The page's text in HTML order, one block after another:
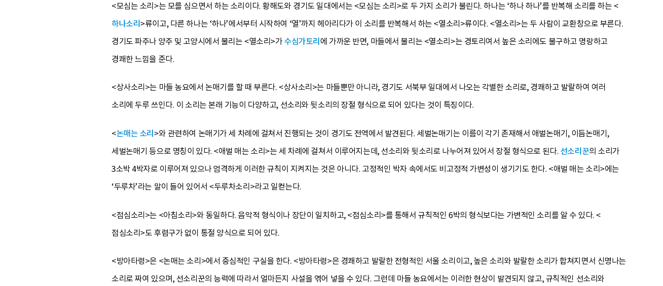
<모심는 소리>는 모를 심으면서 하는 소리이다. 황해도와 경기도 일대에서는 <모심는 소리>로 두 가지 소리가 불린다. 하나는 ‘하나 하나’를 반복해 소리를 하는 <
하나소리>류이고, 다른 하나는 ‘하나’에서부터 시작하여 ‘열’까지 헤아리다가 이 소리를 반복해서 하는 <열소리>류이다. <열소리>는 두 사람이 교환창으로 부른다.
경기도 파주나 양주 및 고양시에서 불리는 <열소리>가수심가토리에 가까운 반면, 마들에서 불리는 <열소리>는 경토리여서 높은 소리에도 불구하고 명랑하고
경쾌한 느낌을 준다.
<상사소리>는 마들 농요에서 논매기를 할 때 부른다. <상사소리>는 마들뿐만 아니라, 경기도 서북부 일대에서 나오는 각별한 소리로, 경쾌하고 발랄하여 여러
소리에 두루 쓰인다. 이 소리는 본래 기능이 다양하고, 선소리와 뒷소리의 장절 형식으로 되어 있다는 것이 특징이다.
<논매는 소리 >와 관련하여 논매기가 세 차례에 걸쳐서 진행되는 것이 경기도 전역에서 발견된다. 세벌논매기는 이름이 각기 존재해서 애벌논매기, 이듬논매기,
세벌논매기 등으로 명칭이 있다. <애벌 매는 소리>는 세 차례에 걸쳐서 이루어지는데, 선소리와 뒷소리로 나누어져 있어서 장절 형식으로 된다.선소리꾼의 소리가
3소박 4박자로 이루어져 있으나 엄격하게 이러한 규칙이 지켜지는 것은 아니다. 고정적인 박자 속에서도 비고정적 가변성이 생기기도 한다. <애벌 매는 소리>에는
‘두루차’라는 말이 들어 있어서 <두루차소리>라고 일컫는다.
<점심소리>는 <아침소리>와 동일하다. 음악적 형식이나 장단이 일치하고, <점심소리>를 통해서 규칙적인 6박의 형식보다는 가변적인 소리를 알 수 있다. <
점심소리>도 후렴구가 없이 통절 양식으로 되어 있다.
<방아타령>은 <논매는 소리>에서 중심적인 구실을 한다. <방아타령>은 경쾌하고 발랄한 전형적인 서울 소리이고, 높은 소리와 발랄한 소리가 합쳐지면서 신명나는
소리로 짜여 있으며, 선소리꾼의 능력에 따라서 얼마든지 사설을 엮어 넣을 수 있다. 그런데 마들 농요에서는 이러한 현상이 발견되지 않고, 규칙적인 선소리와